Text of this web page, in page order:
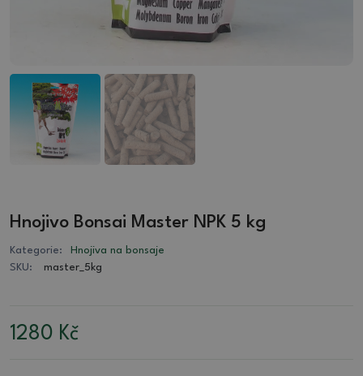
Hnojivo Bonsai Master NPK 5 kg
Kategorie:
Hnojiva na bonsaje
SKU:
master_5kg
1280 Kč